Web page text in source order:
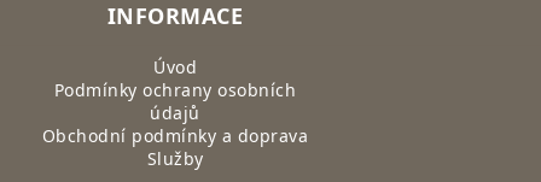
INFORMACE
Úvod
Podmínky ochrany osobních
údajů
Obchodní podmínky a doprava
Služby